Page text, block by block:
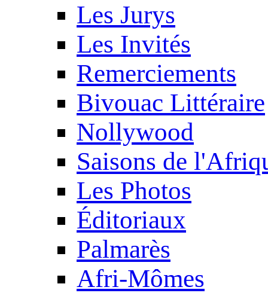
Les Jurys
Les Invités
Remerciements
Bivouac Littéraire
Nollywood
Saisons de
Les Photos
Éditoriaux
Palmarès
Afri-Mômes